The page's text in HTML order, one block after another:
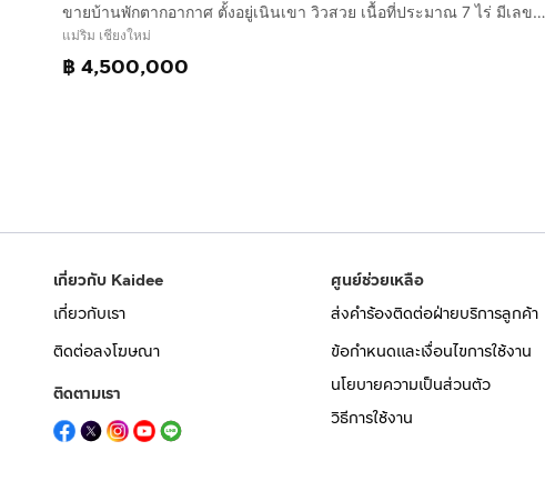
ขายบ้านพักตากอากาศ ตั้งอยู่เนินเขา วิวสวย เนื้อที่ประมาณ 7 ไร่ มีเลขที่บ้าน อยู่ที่แม่แอน จังหวัดเชียงใหม่
แม่ริม เชียงใหม่
฿ 4,500,000
เกี่ยวกับ Kaidee
เกี่ยวกับเรา
ติดต่อลงโฆษณา
ติดตามเรา
ศูนย์ช่วยเหลือ
ส่งคำร้องติดต่อฝ่ายบริการลูกค้า
ข้อกำหนดและเงื่อนไขการใช้งาน
นโยบายความเป็นส่วนตัว
วิธีการใช้งาน